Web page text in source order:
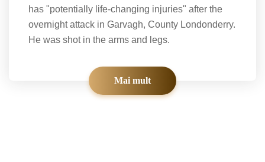
has "potentially life-changing injuries" after the
overnight attack in Garvagh, County Londonderry.
He was shot in the arms and legs.
Mai mult